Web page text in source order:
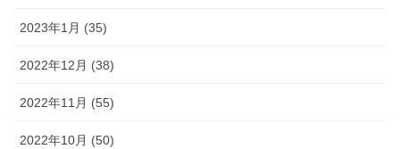
2023年1月 (35)
2022年12月 (38)
2022年11月 (55)
2022年10月 (50)